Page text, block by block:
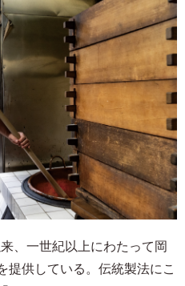
、一世紀以上にわたって岡
提供している。伝統製法にこ